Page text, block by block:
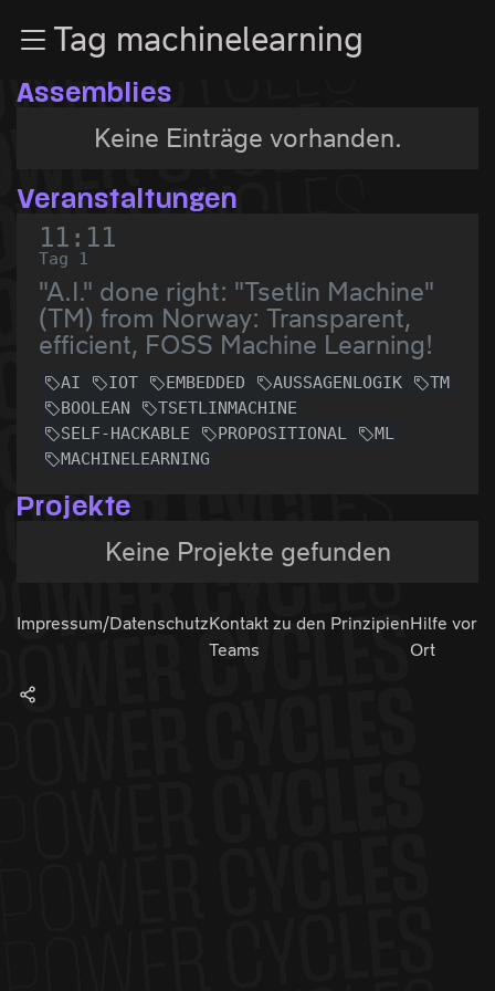
Zum InhaltTag machinelearning
Assemblies
Keine Einträge vorhanden.
Veranstaltungen
11:11
Tag 1
"A.I." done right: "Tsetlin Machine"
(TM) from Norway: Transparent,
efficient, FOSS Machine Learning!
AI IOT EMBEDDED AUSSAGENLOGIK
TM
BOOLEAN
TSETLINMACHINE
SELF-HACKABLE
PROPOSITIONAL
ML
MACHINELEARNING
Projekte
Keine Projekte gefunden
Impressum/DatenschutzKontakt zu den
Teams
PrinzipienHilfe vor
Ort